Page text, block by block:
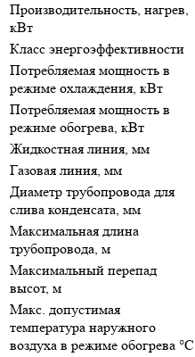
Производительность, нагрев,
кВт
Класс энергоэффективности
Потребляемая мощность в
режиме охлаждения, кВт
Потребляемая мощность в
режиме обогрева, кВт
Жидкостная линия, мм
Газовая линия, мм
Диаметр трубопровода для
слива конденсата, мм
Максимальная длина
трубопровода, м
Максимальный перепад
высот, м
Макс. допустимая
температура наружного
воздуха в режиме обогрева °С